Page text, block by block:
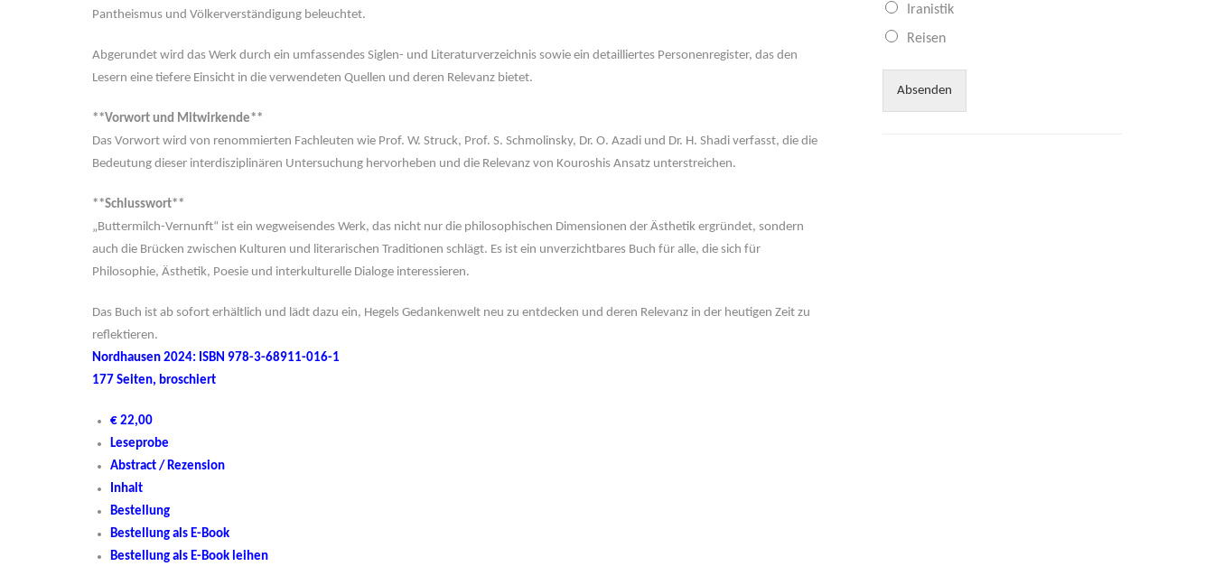
Pantheismus und Völkerverständigung beleuchtet.
Abgerundet wird das Werk durch ein umfassendes Siglen- und Literaturverzeichnis sowie ein detailliertes Personenregister, das den
Lesern eine tiefere Einsicht in die verwendeten Quellen und deren Relevanz bietet.
**Vorwort und Mitwirkende**
Das Vorwort wird von renommierten Fachleuten wie Prof. W. Struck, Prof. S. Schmolinsky, Dr. O. Azadi und Dr. H. Shadi verfasst, die die
Bedeutung dieser interdisziplinären Untersuchung hervorheben und die Relevanz von Kouroshis Ansatz unterstreichen.
**Schlusswort**
„Buttermilch-Vernunft“ ist ein wegweisendes Werk, das nicht nur die philosophischen Dimensionen der Ästhetik ergründet, sondern
auch die Brücken zwischen Kulturen und literarischen Traditionen schlägt. Es ist ein unverzichtbares Buch für alle, die sich für
Philosophie, Ästhetik, Poesie und interkulturelle Dialoge interessieren.
Das Buch ist ab sofort erhältlich und lädt dazu ein, Hegels Gedankenwelt neu zu entdecken und deren Relevanz in der heutigen Zeit zu
reflektieren.
Nordhausen 2024: ISBN 978-3-68911-016-1
177 Seiten, broschiert
€ 22,00
Leseprobe
Abstract / Rezension
Inhalt
Bestellung
Bestellung als E-Book
Bestellung als E-Book leihen
Iranistik
Reisen
Absenden